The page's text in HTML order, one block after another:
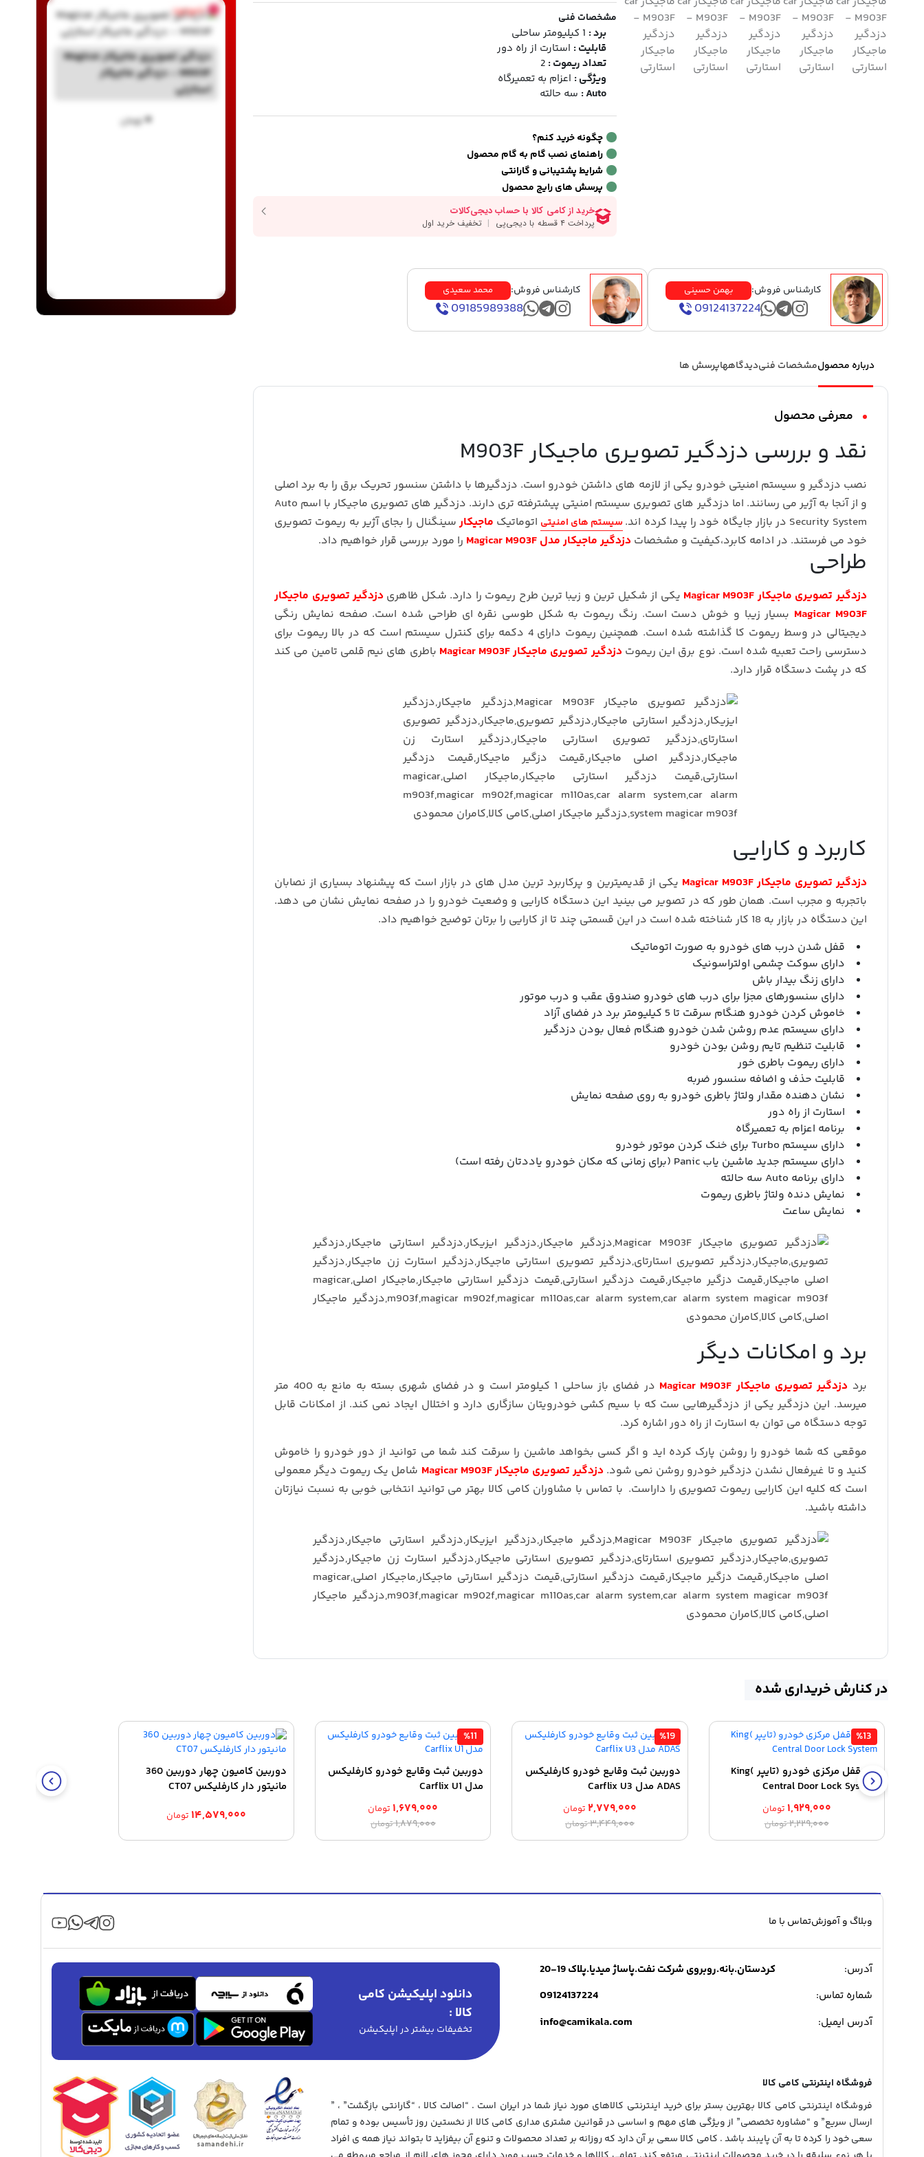
مشخصات فنی
برد : 1 کیلیومتر ساحلی
قابلیت : استارت از راه دور
تعداد ریموت : 2
ویژگی : اعزام به تعمیرگاه
Auto : سه حالته
چگونه خرید کنم؟
راهنمای نصب گام به گام محصول
شرایط پشتیبانی و گارانتی
پرسش های رایج محصول
کارشناس فروش: بهمن حسینی
09124137224
کارشناس فروش: محمد سعیدی
09185989388
درباره محصولمشخصات فنیدیدگاههاپرسش ها
معرفی محصول
نقد و بررسی دزدگیر تصویری ماجیکار M903F
نصب دزدگیر و سیستم امنیتی خودرو یکی از لازمه های داشتن خودرو است. دزدگیرها با داشتن سنسور تحریک برق را به برد اصلی
و از آنجا به آژیر می رسانند. اما دزدگیر های تصویری سیستم امنیتی پیشترفته تری دارند. دزدگیر های تصویری ماجیکار با اسم Auto
Security System در بازار جایگاه خود را پیدا کرده اند.
سیستم های امنیتی اتوماتیک ماجیکار سینگنال را بجای آژیر به ریموت تصویری
خود می فرستند. در ادامه کابرد،کیفیت و مشخصاتدزدگیر ماجیکار مدل Magicar M903F را مورد بررسی قرار خواهیم داد.
طراحی
دزدگیر تصویری ماجیکار Magicar M903F یکی از شکیل ترین و زیبا ترین طرح ریموت را دارد. شکل ظاهری دزدگیر تصویری ماجیکار
Magicar M903F بسیار زیبا و خوش دست است. رنگ ریموت به شکل طوسی نقره ای طراحی شده است. صفحه نمایش رنگی
دیجیتالی در وسط ریموت کا گذاشته شده است. همچنین ریموت دارای 4 دکمه برای کنترل سیستم است که در بالا ریموت برای
دسترسی راحت تعبیه شده است. نوع برق این ریموتدزدگیر تصویری ماجیکار Magicar M903F
باطری های نیم قلمی تامین می کند
که در پشت دستگاه قرار دارد.
کاربرد و کارایی
دزدگیر تصویری ماجیکار Magicar M903F
یکی از قدیمیترین و پرکاربرد ترین مدل های در بازار است که پیشنهاد بسیاری از نصابان
باتجربه و مجرب است. همان طور که در تصویر می بینید این دستگاه کارایی و وضعیت خودرو را در صفحه نمایش نشان می دهد.
این دستگاه در بازار به 18 کار شناخته شده است در این قسمتی چند تا از کارایی را برتان توضیح خواهیم داد.
قفل شدن درب های خودرو به صورت اتوماتیک
دارای سوکت چشمی اولتراسونیک
دارای زنگ بیدار باش
دارای سنسورهای مجزا برای درب های خودرو صندوق عقب و درب موتور
خاموش کردن خودرو هنگام سرقت تا 5 کیلیومتر برد در فضای آزاد
دارای سیستم عدم روشن شدن خودرو هنگام فعال بودن دزدگیر
قابلیت تنظیم تایم روشن بودن خودرو
دارای ریموت باطری خور
قابلیت حذف و اضافه سنسور ضربه
نشان دهنده مقدار ولتاژ باطری خودرو به روی صفحه نمایش
استارت از راه دور
برنامه اعزام به تعمیرگاه
دارای سیستم Turbo برای خنک کردن موتور خودرو
دارای سیستم جدید ماشین یاب Panic (برای زمانی که مکان خودرو یاددتان رفته است)
دارای برنامه Auto سه حالته
نمایش دنده ولتاژ باطری ریموت
نمایش ساعت
برد و امکانات دیگر
برد دزدگیر تصویری ماجیکار Magicar M903F
در فضای باز ساحلی 1 کیلومتر است و در فضای شهری بسته به مانع به 400 متر
میرسد. این دزدگیر یکی از دزدگیرهایی ست که با سیم کشی خودرویتان سازگاری دارد و اختلال ایجاد نمی کند. از امکانات قابل
توجه دستگاه می توان به استارت از راه دور اشاره کرد.
موقعی که شما خودرو را روشن پارک کرده اید و اگر کسی بخواهد ماشین را سرقت کند شما می توانید از دور خودرو را خاموش
کنید و تا غیرفعال نشدن دزدگیر خودرو روشن نمی شود.دزدگیر تصویری ماجیکار Magicar M903F
شامل یک ریموت دیگر معمولی
است که کلیه این کارایی ریموت تصویری را داراست. با تماس با مشاوران کامی کالا بهتر می توانید انتخابی خوبی به نسبت نیازتان
داشته باشید.
ناموجود
دزدگیر تصویری ماجیکار Magicar
M903F - دزدگیر ماجیکار
استارتی
۰ تومان
در کنارش خریداری شده
%13
پک قفل مرکزی خودرو (تایپر )King
Central Door Lock System
۲,۲۲۹,۰۰۰تومان
قیمت
اصلی:
۱,۹۲۹,۰۰۰ تومان
قیمت
فعلی:
%19
دوربین ثبت وقایع خودرو کارفلیکس
ADAS مدل Carflix U3
۳,۴۴۹,۰۰۰تومان
قیمت
اصلی:
۲,۷۷۹,۰۰۰ تومان
قیمت
فعلی:
%11
دوربین ثبت وقایع خودرو کارفلیکس
مدل Carflix U1
۱,۸۷۹,۰۰۰تومان
قیمت
اصلی:
۱,۶۷۹,۰۰۰ تومان
قیمت
فعلی:
دوربین کامیون چهار دوربین 360
مانیتور دار کارفلیکس CT07
۱۴,۵۷۹,۰۰۰ تومان
وبلاگ و آموزشتماس با ما
آدرس:
کردستان.بانه.روبروی شرکت نفت.پاساژ میدیا.پلاک 19-20
شماره تماس:
09124137224
آدرس ایمیل: info@camikala.com
دانلود اپلیکیشن کامی
کالا :
تخفیفات بیشتر در اپلیکیشن
فروشگاه اینترنتی کامی کالا
فروشگاه اینترنتی کامی کالا بهترین بستر برای خرید اینترنتی کالاهای مورد نیاز شما در ایران است . “اصالت کالا ، “گارانتی بازگشت” ، ”
ارسال سریع” و “مشاوره تخصصی” از ویژگی های مهم و اساسی در قوانین مشتری مداری کامی کالا از نخستین روز تأسیس بوده و تمام
سعی خود را کرده تا به آن پایبند باشد . کامی کالا سعی بر آن دارد که روزانه بر تعداد محصولات و تنوع آن بیفزاید تا بتواند نیاز همه ی افراد